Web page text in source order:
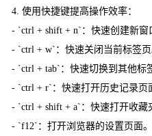
4. 使用快捷键提高操作效率：
- `ctrl + shift + n`：快速创建新窗
- `ctrl + w`：快速关闭当前标签页
- `ctrl + tab`：快速切换到其他标
- `ctrl + r`：快速打开历史记录页
- `ctrl + shift + a`：快速打开收藏
- `f12`：打开浏览器的设置页面。